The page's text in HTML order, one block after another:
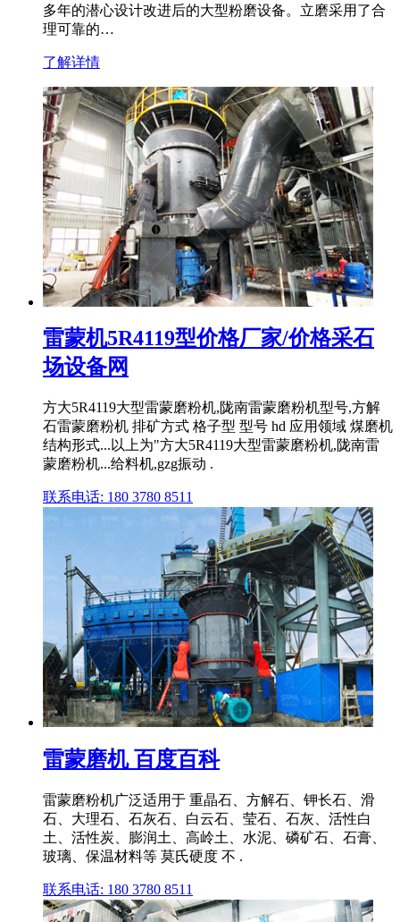
多年的潜心设计改进后的大型粉磨设备。立磨采用了合
理可靠的…
了解详情
雷蒙机5R4119型价格厂家/价格采石
场设备网
方大5R4119大型雷蒙磨粉机,陇南雷蒙磨粉机型号,方解
石雷蒙磨粉机 排矿方式 格子型 型号 hd 应用领域 煤磨机
结构形式...以上为"方大5R4119大型雷蒙磨粉机,陇南雷
蒙磨粉机...给料机,gzg振动 .
联系电话: 180 3780 8511
雷蒙磨机 百度百科
雷蒙磨粉机广泛适用于 重晶石、方解石、钾长石、滑
石、大理石、石灰石、白云石、莹石、石灰、活性白
土、活性炭、膨润土、高岭土、水泥、磷矿石、石膏、
玻璃、保温材料等 莫氏硬度 不 .
联系电话: 180 3780 8511